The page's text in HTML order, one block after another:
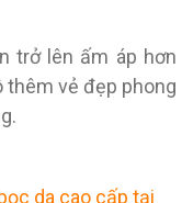
trở lên ấm áp hơn
thêm vẻ đẹp phong